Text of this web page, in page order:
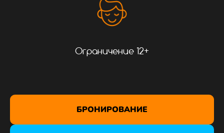
Ограничение 12+
БРОНИРОВАНИЕ